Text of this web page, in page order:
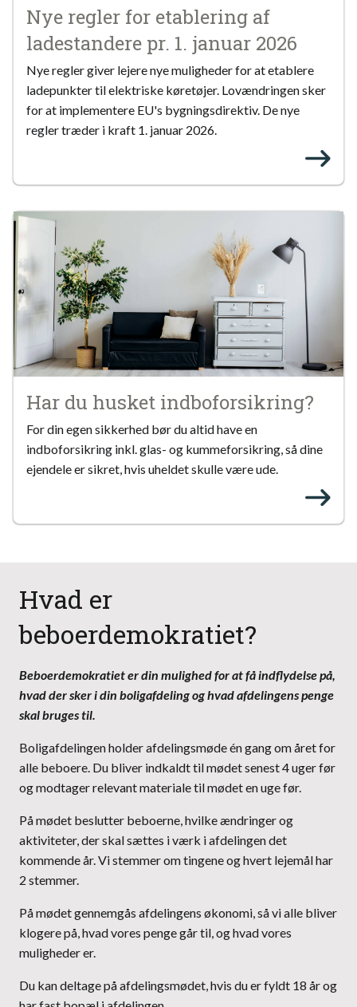
Nye regler for etablering af
ladestandere pr. 1. januar 2026
Nye regler giver lejere nye muligheder for at etablere
ladepunkter til elektriske køretøjer. Lovændringen sker
for at implementere EU's bygningsdirektiv. De nye
regler træder i kraft 1. januar 2026.
Har du husket indboforsikring?
For din egen sikkerhed bør du altid have en
indboforsikring inkl. glas- og kummeforsikring, så dine
ejendele er sikret, hvis uheldet skulle være ude.
Hvad er
beboerdemokratiet?
Beboerdemokratiet er din mulighed for at få indflydelse på,
hvad der sker i din boligafdeling og hvad afdelingens penge
skal bruges til.
Boligafdelingen holder afdelingsmøde én gang om året for
alle beboere. Du bliver indkaldt til mødet senest 4 uger før
og modtager relevant materiale til mødet en uge før.
På mødet beslutter beboerne, hvilke ændringer og
aktiviteter, der skal sættes i værk i afdelingen det
kommende år. Vi stemmer om tingene og hvert lejemål har
2 stemmer.
På mødet gennemgås afdelingens økonomi, så vi alle bliver
klogere på, hvad vores penge går til, og hvad vores
muligheder er.
Du kan deltage på afdelingsmødet, hvis du er fyldt 18 år og